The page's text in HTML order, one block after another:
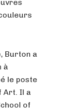
Burton a
à
le poste
Art. Il a
of